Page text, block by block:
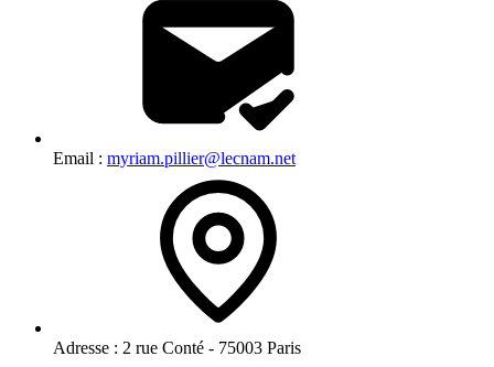
Email : myriam.pillier@lecnam.net
Adresse : 2 rue Conté - 75003 Paris